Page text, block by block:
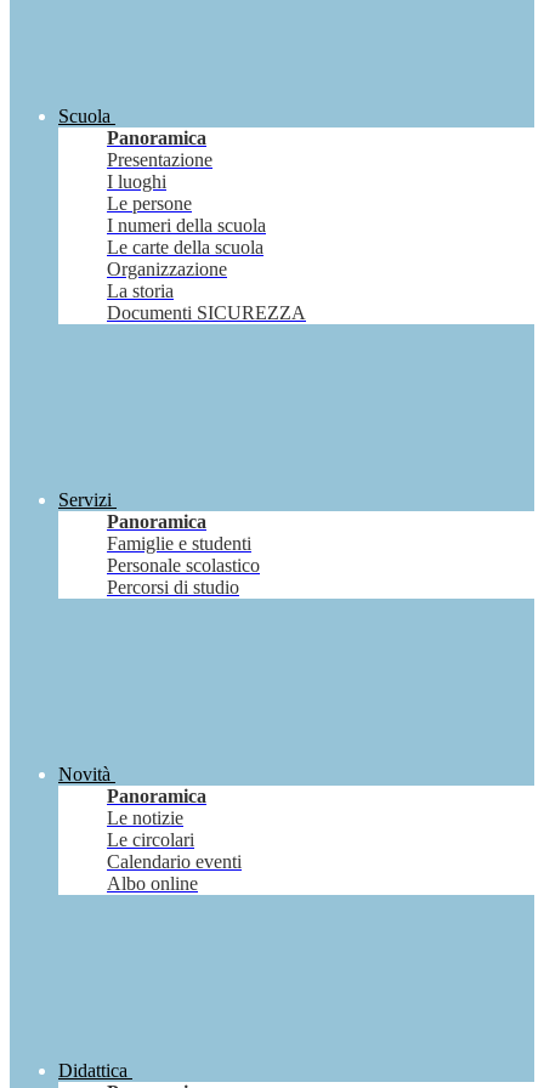
Scuola
Panoramica
Presentazione
I luoghi
Le persone
I numeri della scuola
Le carte della scuola
Organizzazione
La storia
Documenti SICUREZZA
Servizi
Panoramica
Famiglie e studenti
Personale scolastico
Percorsi di studio
Novità
Panoramica
Le notizie
Le circolari
Calendario eventi
Albo online
Didattica